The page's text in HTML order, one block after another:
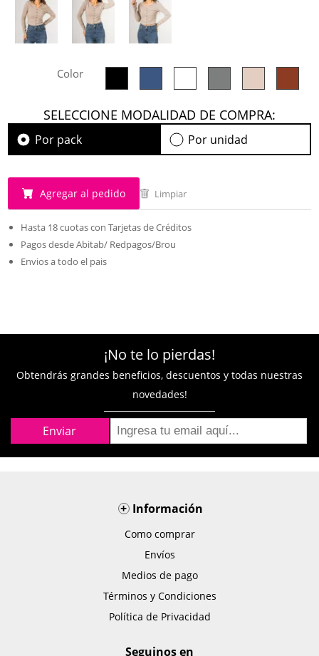
Color
SELECCIONE MODALIDAD DE COMPRA:
Por pack Por unidad
Agregar al pedido Limpiar
Hasta 18 cuotas con Tarjetas de Créditos
Pagos desde Abitab/ Redpagos/Brou
Envios a todo el pais
¡No te lo pierdas!
Obtendrás grandes beneficios, descuentos y todas nuestras
novedades!
+Información
Como comprar
Envíos
Medios de pago
Términos y Condiciones
Política de Privacidad
Seguinos en